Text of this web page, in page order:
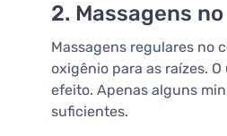
2. Massagens
Massagens regulares no
oxigênio para as raízes.
efeito. Apenas alguns
suficientes.